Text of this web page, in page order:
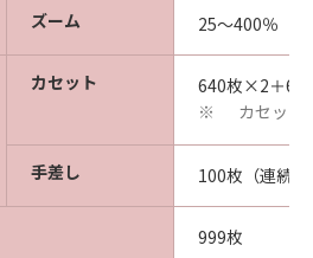
ズーム 25～400％（1
カセット 640枚×2＋
※ カセット
手差し 100枚（連続
999枚